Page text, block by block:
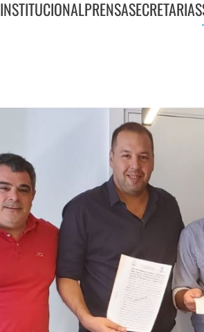
INSTITUCIONALPRENSASECRETARIAS